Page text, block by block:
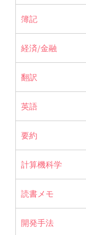
簿記
経済/金融
翻訳
英語
要約
計算機科学
読書メモ
開発手法